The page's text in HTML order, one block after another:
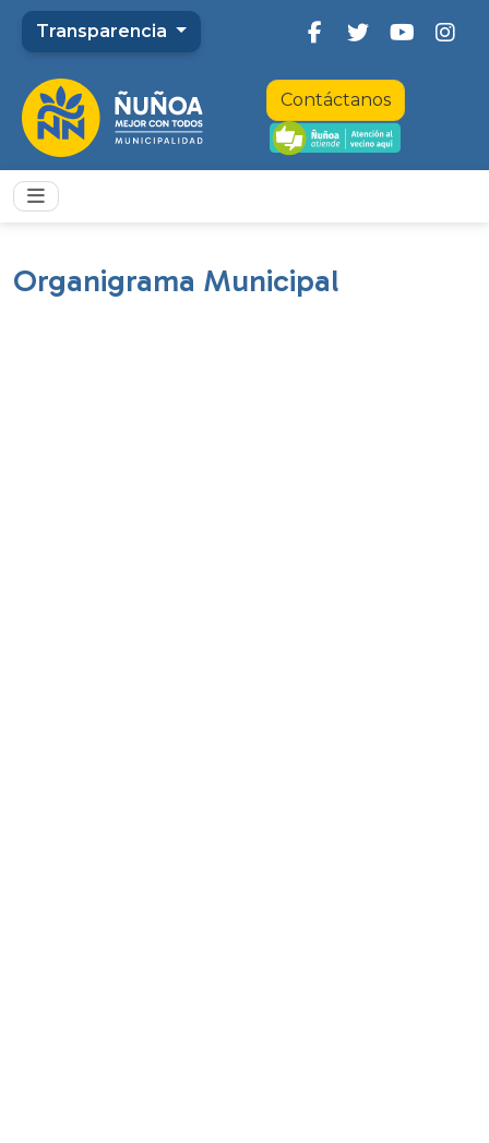
Transparencia
Contáctanos
Organigrama Municipal